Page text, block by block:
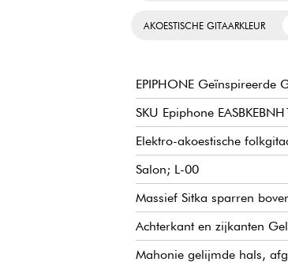
AKOESTISCHE GITAARKLEUR
EPIPHONE Geïnspireerde
SKU Epiphone
Elektro-akoestische
Salon; L-00
Massief Sitka sparren
Achterkant en zijkanten
Mahonie gelijmde hals,